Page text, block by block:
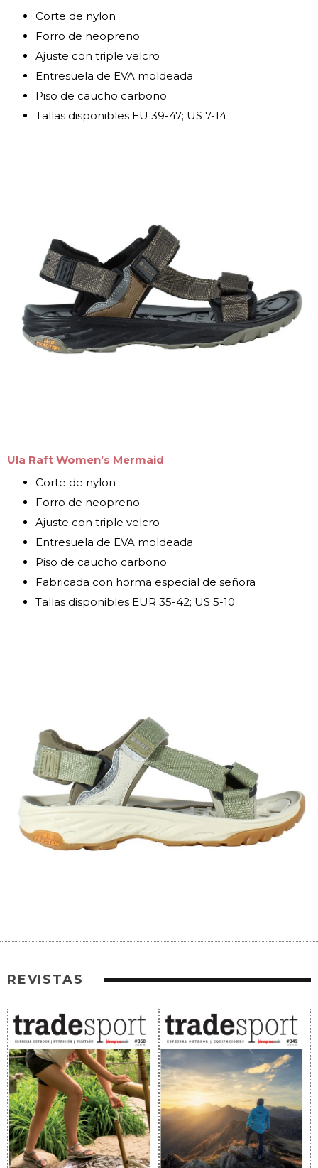
Corte de nylon
Forro de neopreno
Ajuste con triple velcro
Entresuela de EVA moldeada
Piso de caucho carbono
Tallas disponibles EU 39-47; US 7-14
Ula Raft Women’s Mermaid
Corte de nylon
Forro de neopreno
Ajuste con triple velcro
Entresuela de EVA moldeada
Piso de caucho carbono
Fabricada con horma especial de señora
Tallas disponibles EUR 35-42; US 5-10
REVISTAS